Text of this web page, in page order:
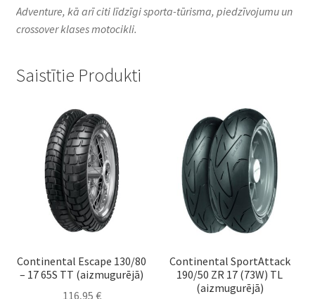
Adventure, kā arī citi līdzīgi sporta-tūrisma, piedzīvojumu un
crossover klases motocikli.
Saistītie Produkti
Continental Escape 130/80
– 17 65S TT (aizmugurējā)
116,95 €
Continental SportAttack
190/50 ZR 17 (73W) TL
(aizmugurējā)